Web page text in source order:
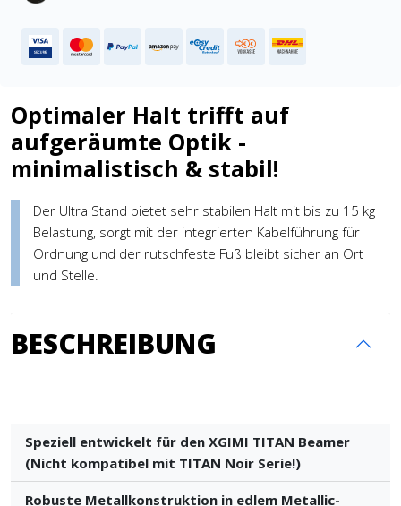
Optimaler Halt trifft auf
aufgeräumte Optik -
minimalistisch & stabil!
Der Ultra Stand bietet sehr stabilen Halt mit bis zu 15 kg
Belastung, sorgt mit der integrierten Kabelführung für
Ordnung und der rutschfeste Fuß bleibt sicher an Ort
und Stelle.
BESCHREIBUNG
Speziell entwickelt für den XGIMI TITAN Beamer
(Nicht kompatibel mit TITAN Noir Serie!)
Robuste Metallkonstruktion in edlem Metallic-